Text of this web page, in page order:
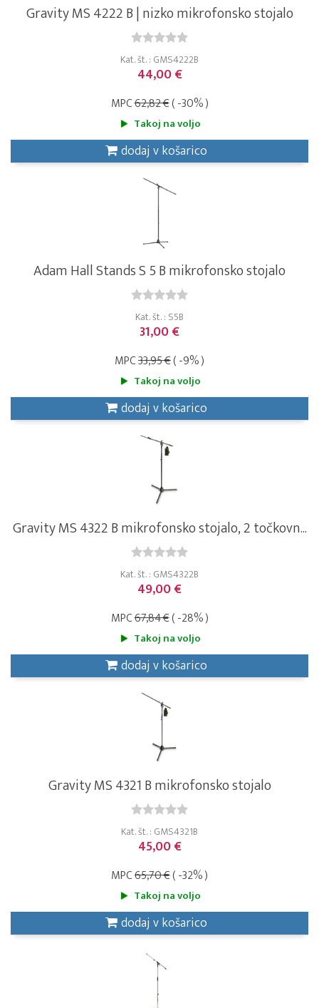
Gravity MS 4222 B | nizko mikrofonsko stojalo
Kat. št. : GMS4222B
44,00 €
MPC62,82 €( -30% )
Takoj na voljo
dodaj v košarico
Adam Hall Stands S 5 B mikrofonsko stojalo
Kat. št. : S5B
31,00 €
MPC33,95 €( -9% )
Takoj na voljo
dodaj v košarico
Gravity MS 4322 B mikrofonsko stojalo, 2 točkovn...
Kat. št. : GMS4322B
49,00 €
MPC67,84 €( -28% )
Takoj na voljo
dodaj v košarico
Gravity MS 4321 B mikrofonsko stojalo
Kat. št. : GMS4321B
45,00 €
MPC65,70 €( -32% )
Takoj na voljo
dodaj v košarico